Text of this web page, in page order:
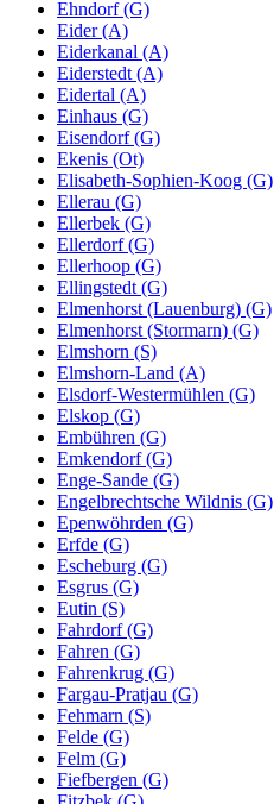
Ehndorf (G)
Eider (A)
Eiderkanal (A)
Eiderstedt (A)
Eidertal (A)
Einhaus (G)
Eisendorf (G)
Ekenis (Ot)
Elisabeth-Sophien-Koog (G)
Ellerau (G)
Ellerbek (G)
Ellerdorf (G)
Ellerhoop (G)
Ellingstedt (G)
Elmenhorst (Lauenburg) (G)
Elmenhorst (Stormarn) (G)
Elmshorn (S)
Elmshorn-Land (A)
Elsdorf-Westermühlen (G)
Elskop (G)
Embühren (G)
Emkendorf (G)
Enge-Sande (G)
Engelbrechtsche Wildnis (G)
Epenwöhrden (G)
Erfde (G)
Escheburg (G)
Esgrus (G)
Eutin (S)
Fahrdorf (G)
Fahren (G)
Fahrenkrug (G)
Fargau-Pratjau (G)
Fehmarn (S)
Felde (G)
Felm (G)
Fiefbergen (G)